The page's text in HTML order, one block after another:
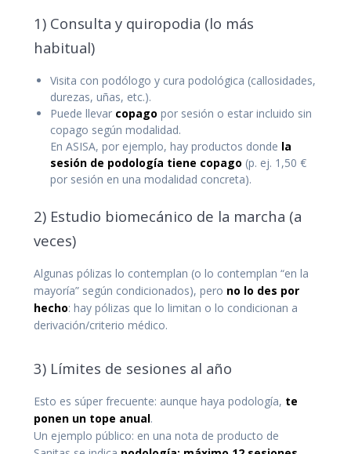
1) Consulta y quiropodia (lo más
habitual)
Visita con podólogo y cura podológica (callosidades,
durezas, uñas, etc.).
Puede llevar copago por sesión o estar incluido sin
copago según modalidad.
En ASISA, por ejemplo, hay productos donde la
sesión de podología tiene copago (p. ej. 1,50 €
por sesión en una modalidad concreta).
2) Estudio biomecánico de la marcha (a
veces)
Algunas pólizas lo contemplan (o lo contemplan “en la
mayoría” según condicionados), pero no lo des por
hecho: hay pólizas que lo limitan o lo condicionan a
derivación/criterio médico.
3) Límites de sesiones al año
Esto es súper frecuente: aunque haya podología, te
ponen un tope anual.
Un ejemplo público: en una nota de producto de